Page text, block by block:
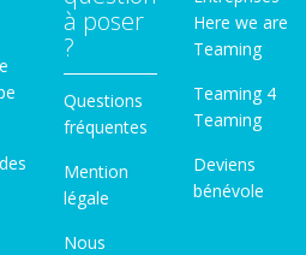
à poser
?
Questions
fréquentes
Mention
légale
Nous
Here we are
Teaming
Teaming 4
Teaming
Deviens
bénévole